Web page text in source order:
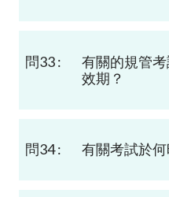
問33 :
有關的規管
效期？
問34 : 有關考試於